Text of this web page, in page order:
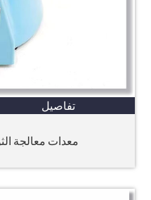
تفاصيل
معدات معالجة